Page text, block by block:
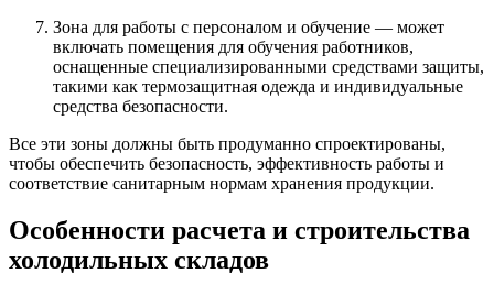
Зона для работы с персоналом и обучение — может
включать помещения для обучения работников,
оснащенные специализированными средствами защиты,
такими как термозащитная одежда и индивидуальные
средства безопасности.
Все эти зоны должны быть продуманно спроектированы,
чтобы обеспечить безопасность, эффективность работы и
соответствие санитарным нормам хранения продукции.
Особенности расчета и строительства
холодильных складов